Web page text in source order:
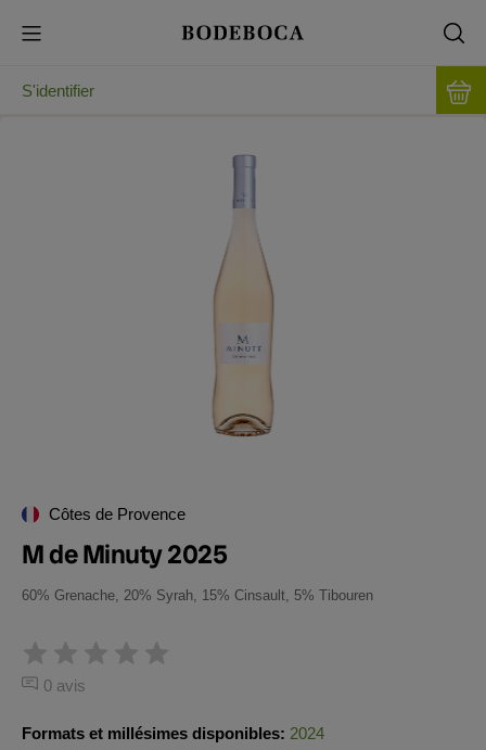
S'identifier
Côtes de Provence
M de Minuty 2025
60% Grenache, 20% Syrah, 15% Cinsault, 5% Tibouren
0 avis
Formats et millésimes disponibles: 2024